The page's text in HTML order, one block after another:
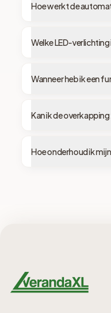
Hoe werkt de
Welke LED-
Wanneer heb ik een
Kan ik de
Hoe onderhoud ik